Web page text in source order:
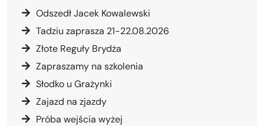
Odszedł Jacek Kowalewski
Tadziu zaprasza 21-22.08.2026
Złote Reguły Brydża
Zapraszamy na szkolenia
Słodko u Grażynki
Zajazd na zjazdy
Próba wejścia wyżej